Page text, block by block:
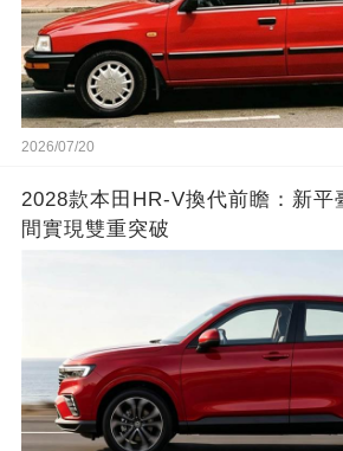
2026/07/20
2028款本田HR-V換代前瞻：新平
間實現雙重突破